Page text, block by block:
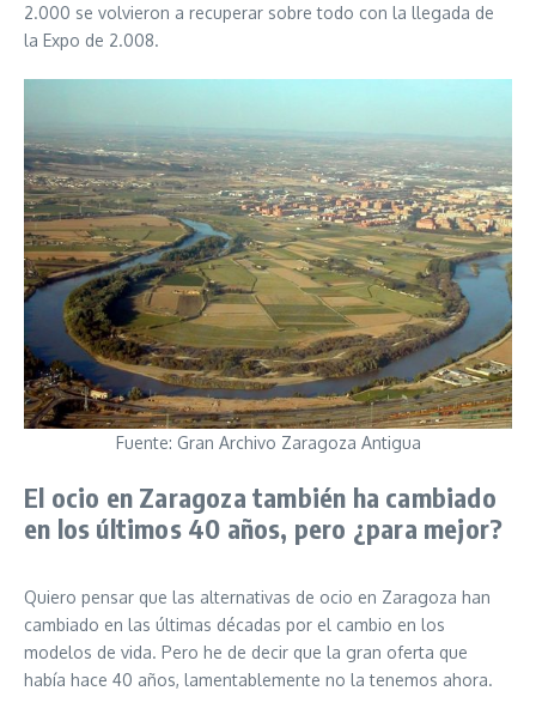
2.000 se volvieron a recuperar sobre todo con la llegada de
la Expo de 2.008.
Fuente: Gran Archivo Zaragoza Antigua
El ocio en Zaragoza también ha cambiado
en los últimos 40 años, pero ¿para mejor?
Quiero pensar que las alternativas de ocio en Zaragoza han
cambiado en las últimas décadas por el cambio en los
modelos de vida. Pero he de decir que la gran oferta que
había hace 40 años, lamentablemente no la tenemos ahora.